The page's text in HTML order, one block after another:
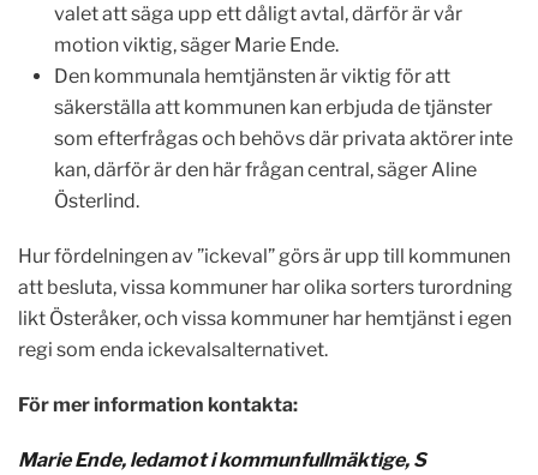
valet att säga upp ett dåligt avtal, därför är vår
motion viktig, säger Marie Ende.
Den kommunala hemtjänsten är viktig för att
säkerställa att kommunen kan erbjuda de tjänster
som efterfrågas och behövs där privata aktörer inte
kan, därför är den här frågan central, säger Aline
Österlind.
Hur fördelningen av ”ickeval” görs är upp till kommunen
att besluta, vissa kommuner har olika sorters turordning
likt Österåker, och vissa kommuner har hemtjänst i egen
regi som enda ickevalsalternativet.
För mer information kontakta:
Marie Ende, ledamot i kommunfullmäktige, S